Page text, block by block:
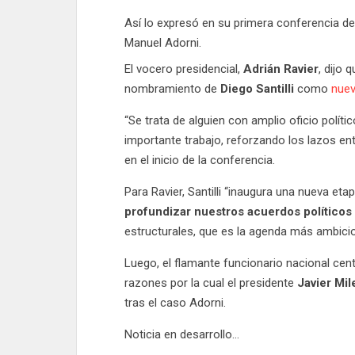
Así lo expresó en su primera conferencia
Manuel Adorni.
El vocero presidencial, Adrián Ravier, dijo
nombramiento de Diego Santilli como
“Se trata de alguien con amplio oficio
importante trabajo, reforzando los lazos
en el inicio de la conferencia.
Para Ravier, Santilli “inaugura una nueva
profundizar nuestros acuerdos políticos
estructurales, que es la agenda más
Luego, el flamante funcionario nacional
razones por la cual el presidente Javier
tras el caso Adorni.
Noticia en desarrollo…